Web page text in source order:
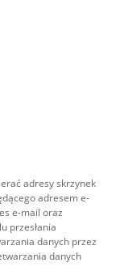
adresy skrzynek
adresem e-
e-mail oraz
przesłania
danych przez
danych